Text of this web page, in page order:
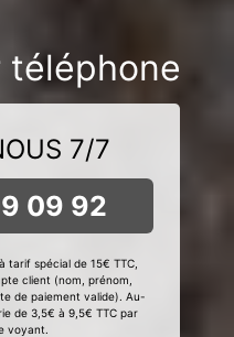
téléphone
7/7
09 92
tarif spécial de 15€ TTC,
client (nom, prénom,
de paiement valide). Au-
de 3,5€ à 9,5€ TTC par
voyant.